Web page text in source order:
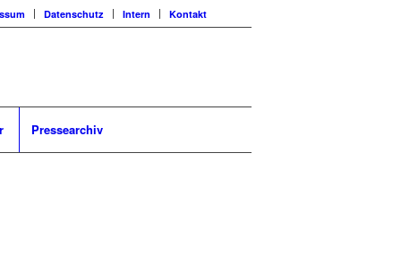
Datenschutz Intern Kontakt
Pressearchiv